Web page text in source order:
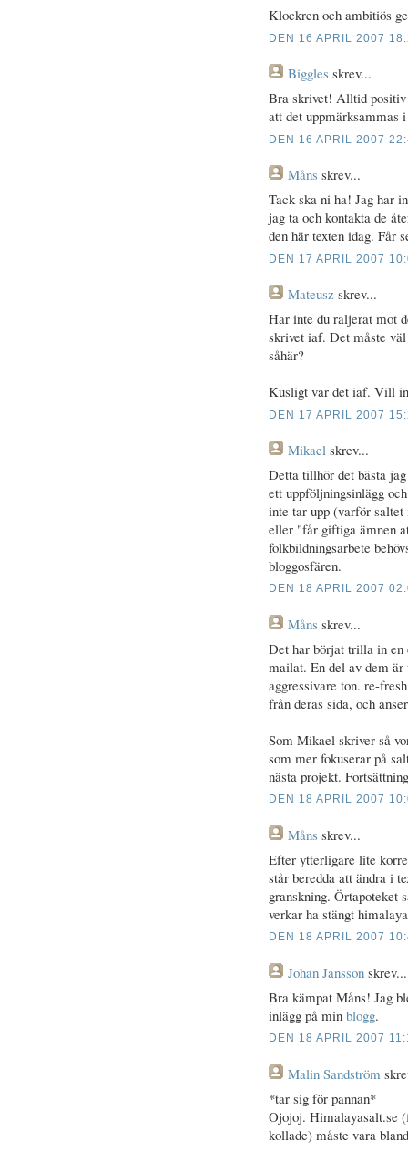
Klockren och ambitiös
DEN 16 APRIL 2007
Biggles skrev...
Bra skrivet! Alltid positiv
att det uppmärksammas
DEN 16 APRIL 2007
Måns skrev...
Tack ska ni ha! Jag har
jag ta och kontakta de
den här texten idag. Får
DEN 17 APRIL 2007
Mateusz skrev...
Har inte du raljerat mot
skrivet iaf. Det måste
såhär?
Kusligt var det iaf. Vill
DEN 17 APRIL 2007
Mikael skrev...
Detta tillhör det bästa
ett uppföljningsinlägg
inte tar upp (varför
eller "får giftiga ämnen
folkbildningsarbete
bloggosfären.
DEN 18 APRIL 2007
Måns skrev...
Det har börjat trilla in en
mailat. En del av dem är
aggressivare ton. re-
från deras sida, och
Som Mikael skriver så
som mer fokuserar på
nästa projekt.
DEN 18 APRIL 2007
Måns skrev...
Efter ytterligare lite
står beredda att ändra i
granskning. Örtapoteket
verkar ha stängt
DEN 18 APRIL 2007
Johan Jansson skrev...
Bra kämpat Måns! Jag
inlägg på min blogg.
DEN 18 APRIL 2007
Malin Sandström
*tar sig för pannan*
Ojojoj. Himalayasalt.se
kollade) måste vara